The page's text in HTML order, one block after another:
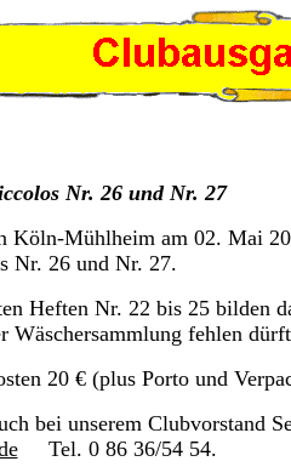
Nr. 26 und Nr. 27
Köln-Mühlheim am 02. Mai
Nr. 26 und Nr. 27.
Heften Nr. 22 bis 25 bilden
Wäschersammlung fehlen
20 € (plus Porto und
bei unserem Clubvorstand
Tel. 0 86 36/54 54.